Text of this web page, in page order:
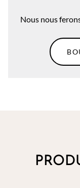
Nous nous